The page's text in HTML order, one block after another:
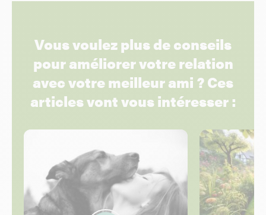
Vous voulez plus de conseils
pour améliorer votre relation
avec votre meilleur ami ? Ces
articles vont vous intéresser :